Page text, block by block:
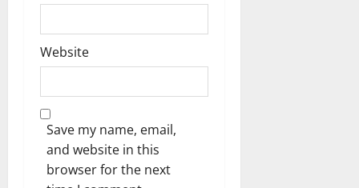
Website
Save my name, email,
and website in this
browser for the next